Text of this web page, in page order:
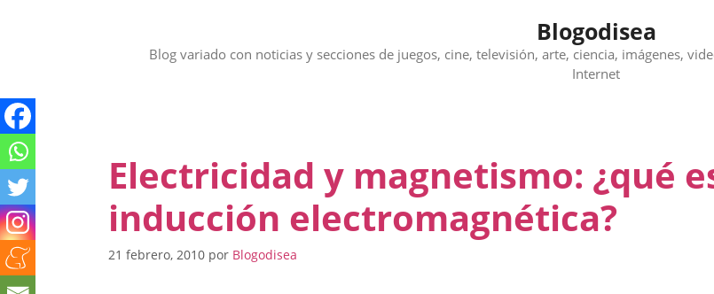
Blogodisea
Blog variado con noticias y secciones de juegos, cine, televisión, arte, ciencia, imágenes,
Internet
Electricidad y magnetismo: ¿qué
inducción electromagnética?
21 febrero, 2010 por Blogodisea